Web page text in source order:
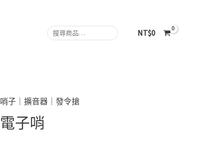
搜
NT$0
哨子｜擴音器｜發令搶
電子哨
數
量